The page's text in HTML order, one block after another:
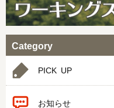
Category
PICK UP
お知らせ